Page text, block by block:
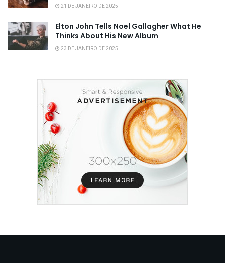
21 DE JANEIRO DE 2025
Elton John Tells Noel Gallagher What He
Thinks About His New Album
23 DE JANEIRO DE 2025